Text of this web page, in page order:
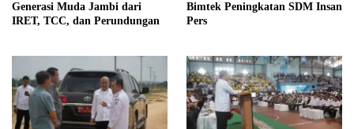
Generasi Muda Jambi dari
IRET, TCC, dan Perundungan
Bimtek Peningkatan SDM Insan
Pers